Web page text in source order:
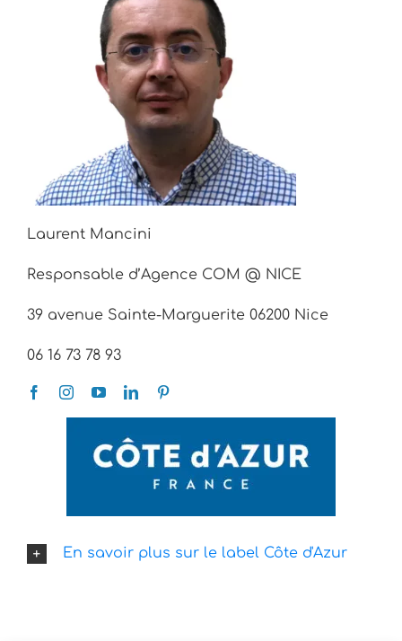
Laurent Mancini
Responsable d’Agence COM @ NICE
39 avenue Sainte-Marguerite 06200 Nice
06 16 73 78 93
En savoir plus sur le label Côte d'Azur